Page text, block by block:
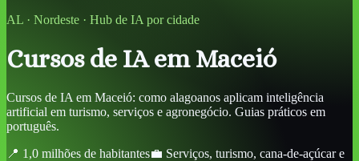
AL · Nordeste · Hub de IA por cidade
Cursos de IAem Maceió
Cursos de IA em Maceió: como alagoanos aplicam inteligência
artificial em turismo, serviços e agronegócio. Guias práticos em
português.
📍 1,0 milhões de habitantes💼 Serviços, turismo, cana-de-açúcar e